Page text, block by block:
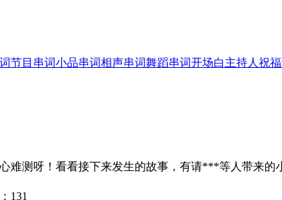
节目串词小品串词相声串词舞蹈串词开场白主持人 祝
难测呀！看看接下来发生的故事，有请***等人带来
131